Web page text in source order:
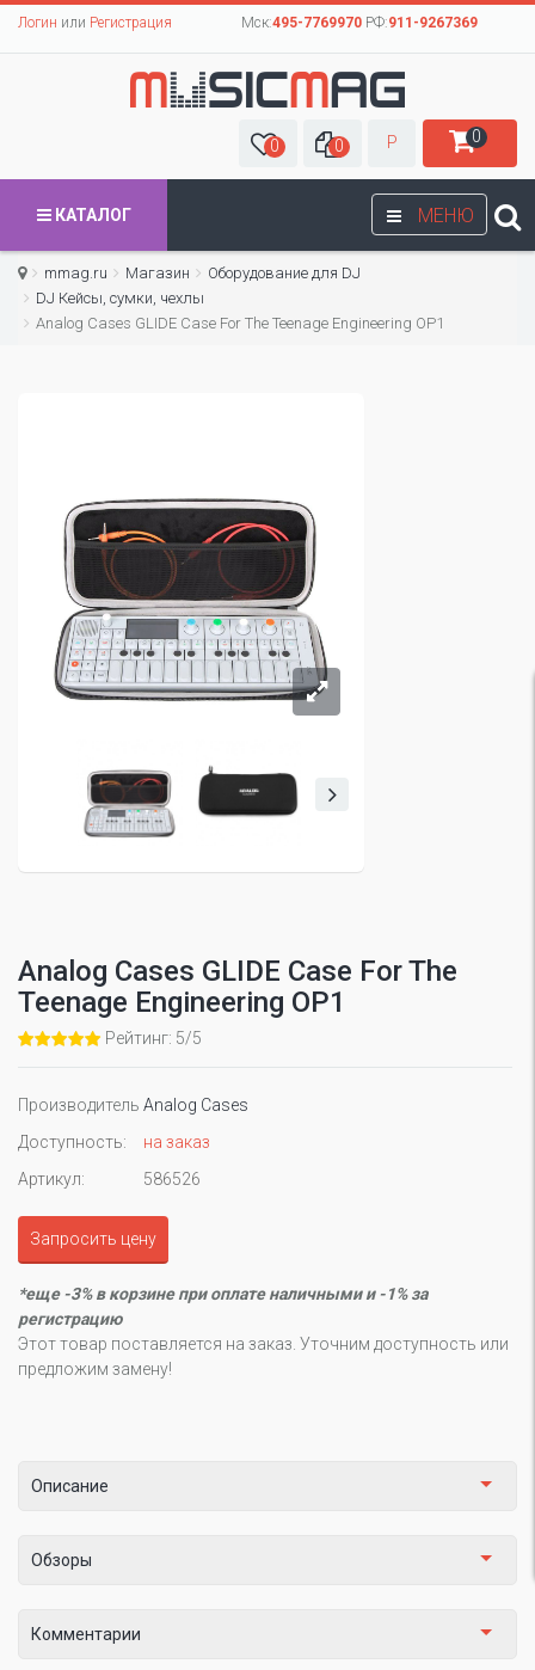
Логин или Регистрация Мск:495-7769970РФ:911-9267369
0 0 Р 0
МЕНЮ
КАТАЛОГ
mmag.ru Магазин
Оборудование для DJ
DJ Кейсы, сумки, чехлы
Analog Cases GLIDE Case For The Teenage Engineering OP1
Analog Cases GLIDE Case For The
Teenage Engineering OP1
Рейтинг: 5/5
Производитель Analog Cases
Доступность:
на заказ
Артикул:
586526
Запросить цену
*еще -3% в корзине при оплате наличными и -1% за
регистрацию
Этот товар поставляется на заказ. Уточним доступность или
предложим замену!
Описание
Обзоры
Комментарии